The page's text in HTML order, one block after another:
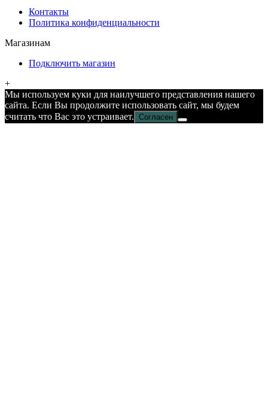
Контакты
Политика конфиденциальности
Магазинам
Подключить магазин
+
Мы используем куки для наилучшего представления нашего
сайта. Если Вы продолжите использовать сайт, мы будем
считать что Вас это устраивает. Согласен